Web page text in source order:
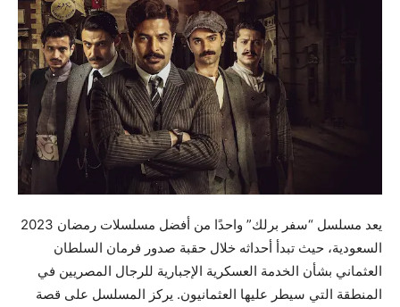
يعد مسلسل “سفر برلك” واحدًا من أفضل مسلسلات رمضان 2023
السعودية، حيث تبدأ أحداثه خلال حقبة صدور فرمان السلطان
العثماني بشأن الخدمة العسكرية الإجبارية للرجال المصريين في
المنطقة التي سيطر عليها العثمانيون. يركز المسلسل على قصة